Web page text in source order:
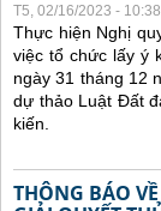
T5, 02/16/2023 - 10:38
Thực hiện Nghị
việc tổ chức lấy ý
ngày 31 tháng 12
dự thảo Luật Đất
kiến.
THÔNG BÁO